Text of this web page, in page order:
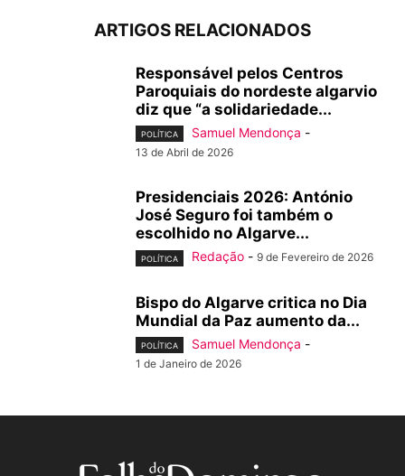
ARTIGOS RELACIONADOS
Responsável pelos Centros
Paroquiais do nordeste algarvio
diz que “a solidariedade...
POLÍTICA Samuel Mendonça -
13 de Abril de 2026
Presidenciais 2026: António
José Seguro foi também o
escolhido no Algarve...
POLÍTICA Redação - 9 de Fevereiro de 2026
Bispo do Algarve critica no Dia
Mundial da Paz aumento da...
POLÍTICA Samuel Mendonça -
1 de Janeiro de 2026